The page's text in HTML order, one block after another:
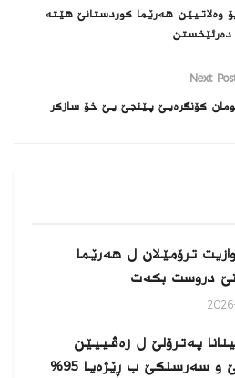
وه‌لاتیێن هه‌رێما كوردستانێ هێته‌
ده‌رئێخستن
Next
كۆنگره‌یێ پێنجێ یێ خۆ سازكر
ترۆمێلان ل هەرێما
دروست بكەت
په‌ترۆلێ ل زه‌ڤییێن
ئەترووشێ و سەرسنكێ ب ڕێژەیا 95%